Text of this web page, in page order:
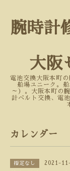
腕時計
大阪
電池交換大阪本町
船場ユニーク。
～）。大阪本町の
計ベルト交換、電
カレンダー
指定なし 2021-